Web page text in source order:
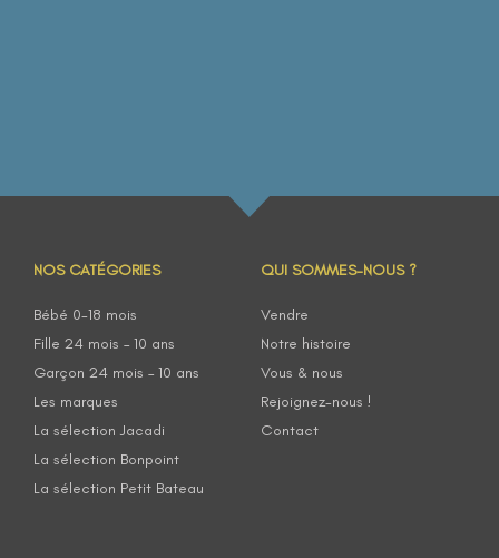
NOS CATÉGORIES
Bébé 0-18 mois
Fille 24 mois – 10 ans
Garçon 24 mois – 10 ans
Les marques
La sélection Jacadi
La sélection Bonpoint
La sélection Petit Bateau
QUI SOMMES-NOUS ?
Vendre
Notre histoire
Vous & nous
Rejoignez-nous !
Contact